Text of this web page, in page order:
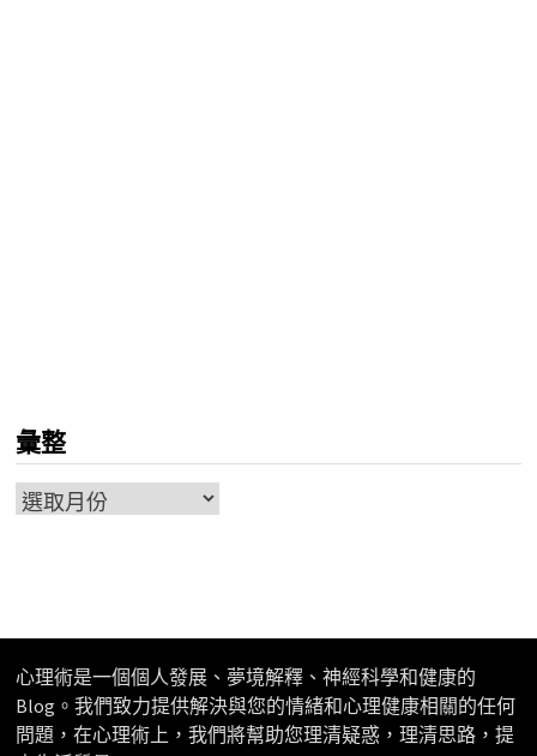
彙整
彙
心理術是一個個人發展、夢境解釋、神經科學和健康的
Blog。我們致力提供解決與您的情緒和心理健康相關的任何
問題，在心理術上，我們將幫助您理清疑惑，理清思路，提